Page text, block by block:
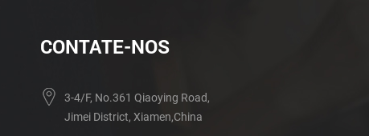
CONTATE-NOS
3-4/F, No.361 Qiaoying Road,
Jimei District, Xiamen,China